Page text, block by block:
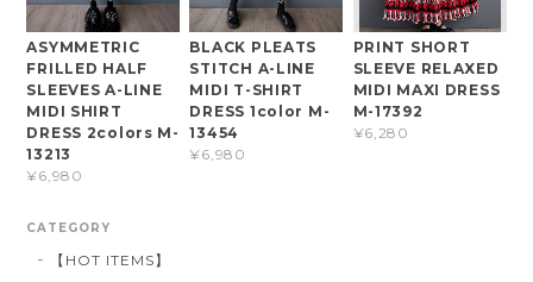
ASYMMETRIC
FRILLED HALF
SLEEVES A-LINE
MIDI SHIRT
DRESS 2colors M-
13213
¥6,980
BLACK PLEATS
STITCH A-LINE
MIDI T-SHIRT
DRESS 1color M-
13454
¥6,980
PRINT SHORT
SLEEVE RELAXED
MIDI MAXI DRESS
M-17392
¥6,280
CATEGORY
【HOT ITEMS】